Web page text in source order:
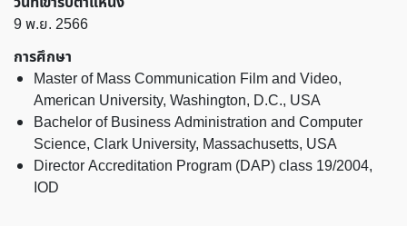
9 พ.ย. 2566
การศึกษา
Master of Mass Communication Film and Video,
American University, Washington, D.C., USA
Bachelor of Business Administration and Computer
Science, Clark University, Massachusetts, USA
Director Accreditation Program (DAP) class 19/2004,
IOD